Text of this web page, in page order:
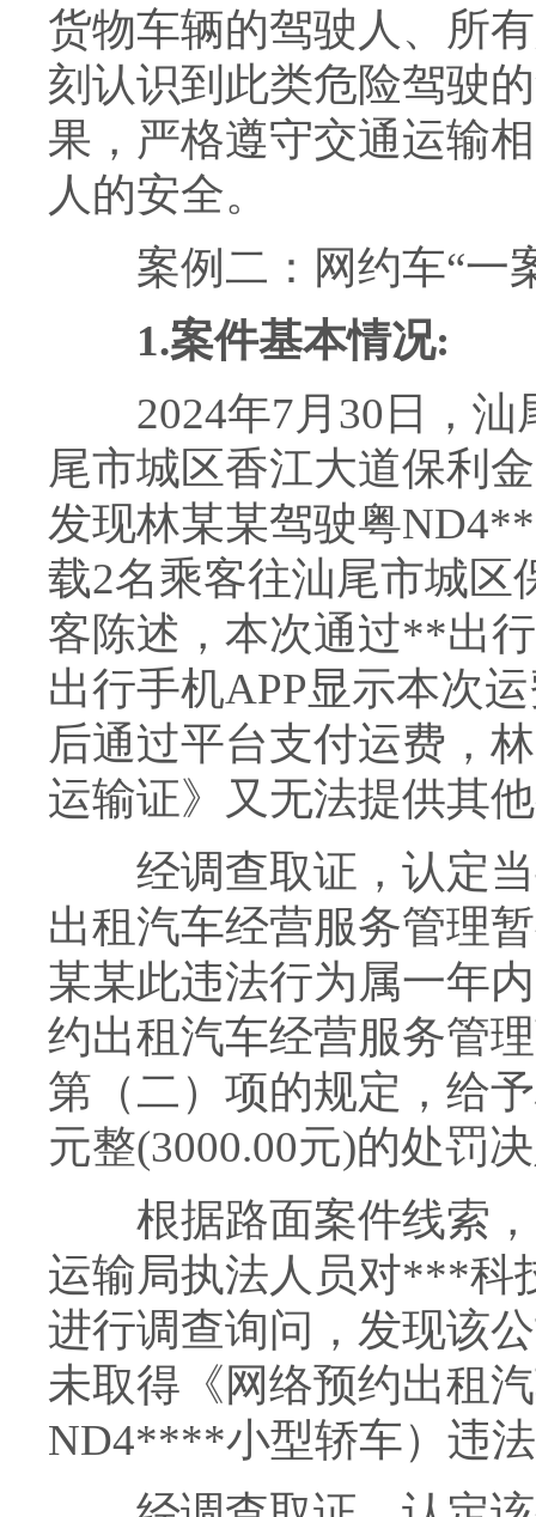
货物车辆的驾驶人、所
刻认识到此类危险驾驶
果，严格遵守交通运输
人的安全。
案例二：网约车“一
1.案件基本情况:
2024年7月30日，汕
尾市城区香江大道保利
发现林某某驾驶粤
载2名乘客往汕尾市城区
客陈述，本次通过**出
出行手机APP显示本次
后通过平台支付运费，
运输证》又无法提供其
经调查取证，认定当
出租汽车经营服务管理
某某此违法行为属一年
约出租汽车经营服务管
第（二）项的规定，给
元整(3000.00元)的处罚
根据路面案件线索，
运输局执法人员对***科
进行调查询问，发现该
未取得《网络预约出租
ND4****小型轿车）违